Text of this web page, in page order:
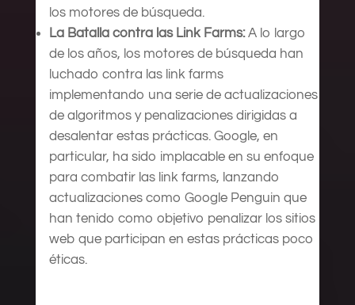
los motores de búsqueda.
La Batalla contra las Link Farms:A lo largo
de los años, los motores de búsqueda han
luchado contra las link farms
implementando una serie de actualizaciones
de algoritmos y penalizaciones dirigidas a
desalentar estas prácticas. Google, en
particular, ha sido implacable en su enfoque
para combatir las link farms, lanzando
actualizaciones como Google Penguin que
han tenido como objetivo penalizar los sitios
web que participan en estas prácticas poco
éticas.